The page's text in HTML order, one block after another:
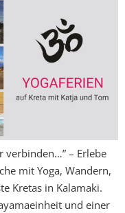
verbinden…” – Erlebe
mit Yoga, Wandern,
Kretas in Kalamaki.
und einer